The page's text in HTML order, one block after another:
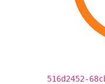
516d2452-